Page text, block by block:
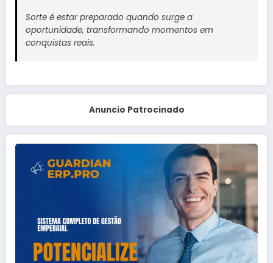
Sorte é estar preparado quando surge a
oportunidade, transformando momentos em
conquistas reais.
Anuncio Patrocinado